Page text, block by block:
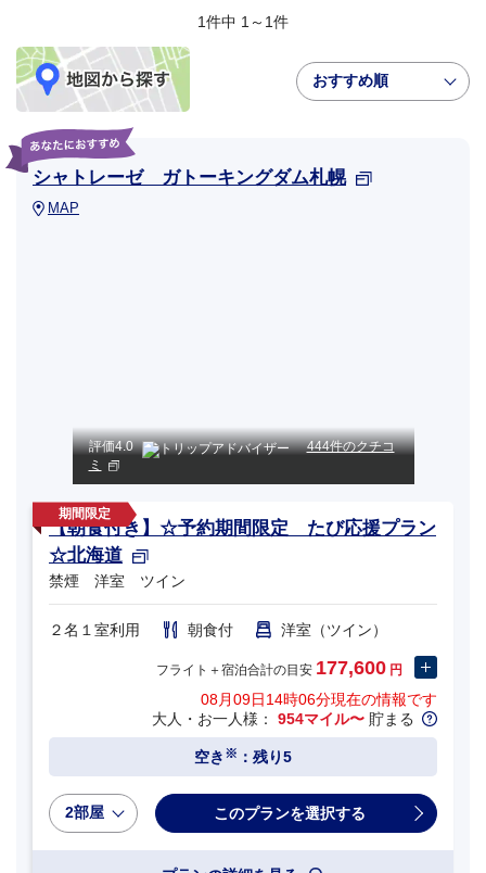
1件中 1～1件
おすすめ順
シャトレーゼ ガトーキングダム札幌
MAP
評価4.0
444件のクチコ
ミ
【朝食付き】☆予約期間限定 たび応援プラン
☆北海道
禁煙 洋室 ツイン
２名１室利用 朝食付 洋室（ツイン）
フライト＋宿泊合計の目安 177,600 円
08月09日14時06分現在の情報です
大人・お一人様： 954マイル〜 貯まる
空き ※ ：残り5
2部屋